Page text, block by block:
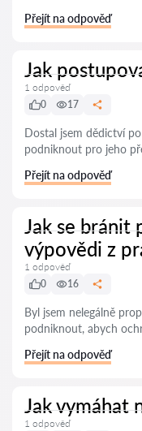
Přejít na odpověď
Jak
1 odpověď
0
17
Dostal jsem dědictví
podniknout pro jeho
Přejít na odpověď
Jak se bránit
výpovědi z
1 odpověď
0
16
Byl jsem nelegálně
podniknout, abych
Přejít na odpověď
Jak vymáhat
1 odpověď